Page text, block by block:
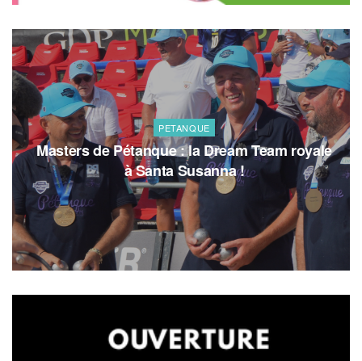
PETANQUE
Masters de Pétanque : la Dream Team royale
à Santa Susanna !